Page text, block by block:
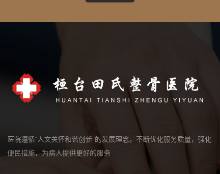
医院遵循“人文关怀和谐创新”的发展理念，不断优化服务质量，强化
便民措施，为病人提供更好的服务